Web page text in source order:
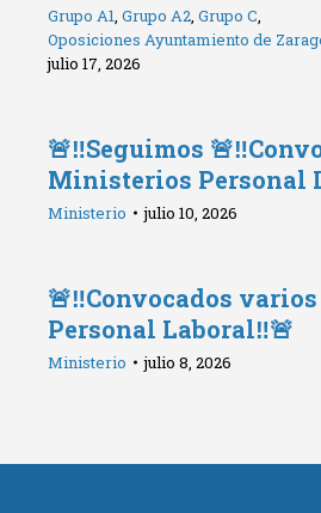
Grupo A1, Grupo A2, Grupo C,
Oposiciones Ayuntamiento de
julio 17, 2026
🚨‼️Seguimos
Ministerios Personal
Ministerio julio 10, 2026
🚨‼️Convocados
Personal Laboral‼️🚨
Ministerio julio 8, 2026